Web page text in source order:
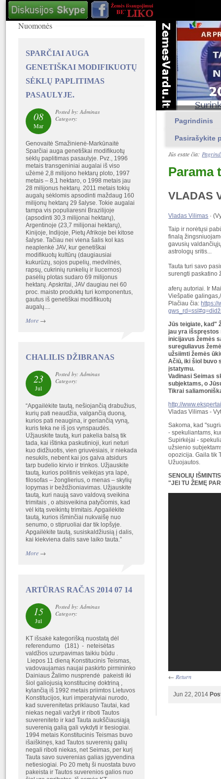
Pagrindinis
Pasirašykite
Jūs esate čia:
Parama
VLADAS
Vladas Vilimas ·
Taip ir norėtųsi
finalą
gavusių
astrologų sritis...
Tauta turi savo
surengti paskatino
aferų autoriai. Ir
Viešpatie
Plačiau čia:https://
Jūs teigiate, kad"
jau yra išspręstos
inicijavus žemės
sureguliavus
užsiimti žemės
Ačiū, iki šiol buvo
įstatymu.
Vadinasi Seimas
subjektams, o
Tikrai
http://
Vladas Vilimas -
Sakoma, kad
- spekuliantams,
Supirkėjai -
užsienio
opozicija. Gaila tik
Užuojautos.
SENOLIŲ
"JEI TU ŽEMĘ
← Return
Jun 22, 2014
Nuomonės
SPARČIAI AUGA
GENETIŠKAI MODIFIKUOTŲ
SĖKLŲ PAPLITIMAS
PASAULYJE.
08
Mar
Posted by: Adminas
Category:
Genovaitė Smažinienė-Markūnaitė
Sparčiai auga genetiškai modifikuotų
sėklų paplitimas pasaulyje. Pvz., 1996
metais transgeniniai augalai iš viso
užėmė 2,8 milijono hektarų ploto, 1997
metais – 8,1 hektaro, o 1998 metais jau
28 milijonus hektarų. 2011 metais tokių
augalų sėklomis apsodinti maždaug 160
milijonų hektarų 29 šalyse. Tokie augalai
tampa vis populiaresni Brazilijoje
(apsodinti 30,3 milijonai hektarų),
Argentinoje (23,7 milijonai hektarų),
Kinijoje, Indijoje, Pietų Afrikoje bei kitose
šalyse. Tačiau nei viena šalis kol kas
neaplenkė JAV, kur genetiškai
modifikuotų kultūrų (daugiausiai
kukurūzų, sojos pupelių, medvilnės,
rapsų, cukrinių runkelių ir liucernos)
pasėlių plotas sudaro 69 milijonus
hektarų. Apskritai, JAV daugiau nei 60
proc. maisto produktų turi komponentus,
gautus iš genetiškai modifikuotų
augalų....
More→
CHALILIS DŽIBRANAS
23
Jul
Posted by: Adminas
Category:
“Apgailėkite tautą, nešiojančią drabužius,
kurių pati neaudžia, valgančią duoną,
kurios pati neaugina, ir geriančią vyną,
kuris teka ne iš jos vynspaudės.
Užjauskite tautą, kuri pakelia balsą tik
tada, kai ištinka paskutinioji, kuri neturi
kuo didžiuotis, vien griuvėsiais, ir niekada
nesukils, nebent kai jos galva atsidurs
tarp budelio kirvio ir trinkos. Užjauskite
tautą, kurios politinis veikėjas yra lapė,
filosofas – žonglierius, o menas – skylių
lopymas ir beždžioniavimas. Užjauskite
tautą, kuri naują savo valdovą sveikina
trimitais , o atsisveikina patyčiomis, kad
vėl kitą sveikintų trimitais. Apgailėkite
tautą, kurios išminčiai nukvaišę nuo
senumo, o stipruoliai dar tik lopšyje.
Apgailėkite tautą, susiskaldžiusią į dalis,
kai kiekviena dalis save laiko tauta.”
More→
ARTŪRAS RAČAS 2014 07 14
15
Jul
Posted by: Adminas
Category:
KT išsakė kategorišką nuostatą dėl
referendumo (181) - neteisėtas
valdžios uzurpavimas taikiu būdu .
Liepos 11 dieną Konstitucinis Teismas,
vadovaujamas naujai paskirto pirmininko
Dainiaus Žalimo nusprendė pakeisti iki
šiol galiojusią konstitucinę doktriną ,
kylančią iš 1992 metais priimtos Lietuvos
Konstitucijos, kuri imperatyviai nurodo,
kad suverenitetas priklauso Tautai, kad
niekas negali varžyti ir riboti Tautos
suvereniteto ir kad Tauta aukščiausiąją
suverenią galią gali vykdyti ir tiesiogiai.
1994 metais Konstitucinis Teismas buvo
išaiškinęs, kad Tautos suverenių galių
negali riboti niekas, net Seimas, per kurį
Tauta savo suverenias galias įgyvendina
netiesiogiai. Po 20 metų ši nuostata buvo
pakeista ir Tautos suverenios galios nuo